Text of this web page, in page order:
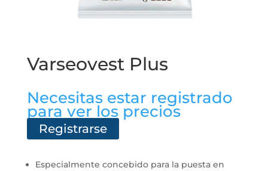
Varseovest Plus
Necesitas estar registrado
para ver los precios
Registrarse
Especialmente concebido para la puesta en